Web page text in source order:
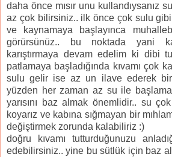
daha önce mısır unu kullandıysanız
az çok bilirsiniz.. ilk önce çok sulu gibi
ve kaynamaya başlayınca
görürsünüz.. bu noktada yani
karıştırmaya devam edelim ki dibi
patlamaya başladığında kıvamı çok
sulu gelir ise az un ilave ederek bir
yüzden her zaman az su ile
yarısını baz almak önemlidir.. su
koyarız ve kabına sığmayan bir
değiştirmek zorunda kalabiliriz :)
doğru kıvamı tutturduğunuzu
edebilirsiniz.. yine bu sütlük için baz